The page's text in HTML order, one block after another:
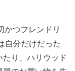
かつフレンドリ
自分だけだった
り、ハリウッド